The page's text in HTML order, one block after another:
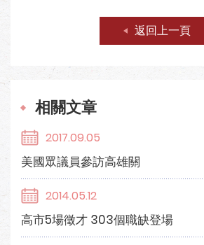
返回上一頁
相關文章
2017.09.05
美國眾議員參訪高雄關
2014.05.12
高市5場徵才 303個職缺登場